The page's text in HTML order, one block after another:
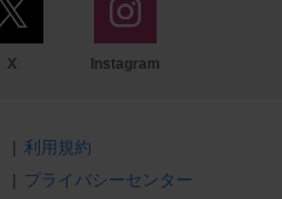
X Instagram
| 利用規約
| プライバシーセンター